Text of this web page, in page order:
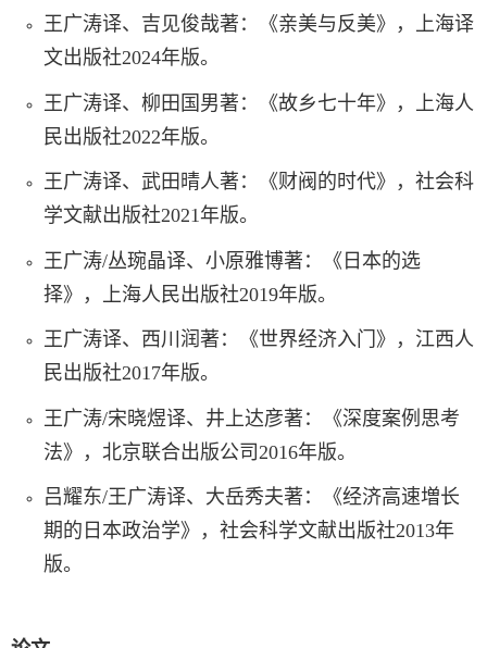
王广涛译、吉见俊哉著：《亲美与反美》，上海译
文出版社2024年版。
王广涛译、柳田国男著：《故乡七十年》，上海人
民出版社2022年版。
王广涛译、武田晴人著：《财阀的时代》，社会科
学文献出版社2021年版。
王广涛/丛琬晶译、小原雅博著：《日本的选
择》，上海人民出版社2019年版。
王广涛译、西川润著：《世界经济入门》，江西人
民出版社2017年版。
王广涛/宋晓煜译、井上达彦著：《深度案例思考
法》，北京联合出版公司 2016年版。
吕耀东/王广涛译、大岳秀夫著：《经济高速増长
期的日本政治学》，社会科学文献出版社2013年
版。